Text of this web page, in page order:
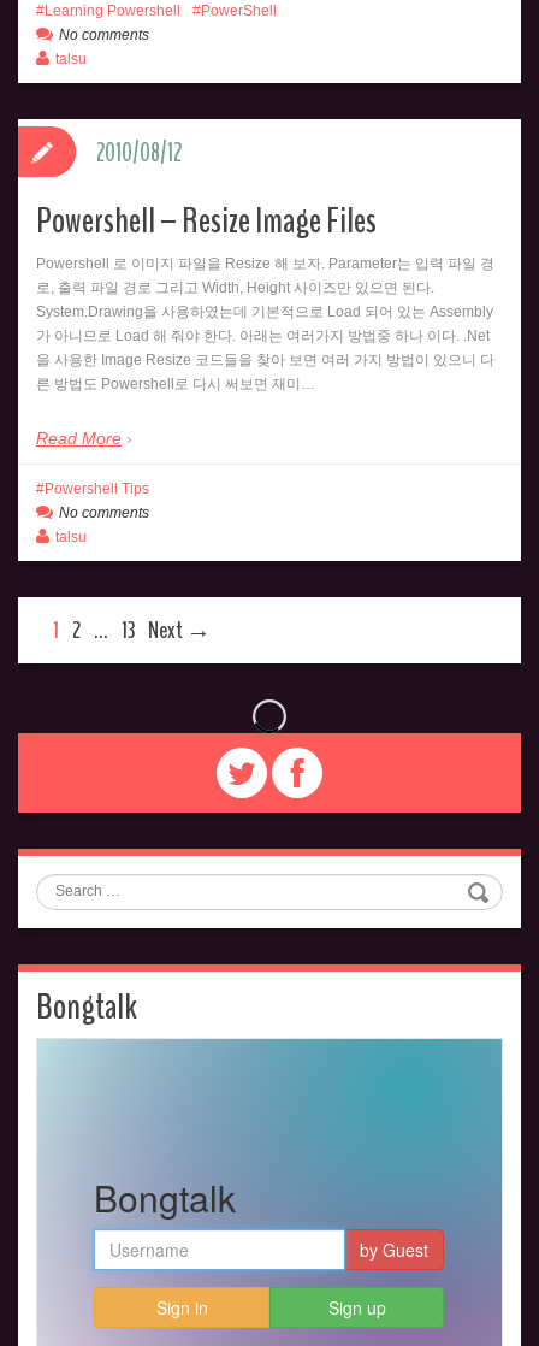
Learning Powershell
PowerShell
No comments
talsu
Powershell – Resize Image Files
Powershell 로 이미지 파일을 Resize 해 보자. Parameter는 입력 파일 경
로, 출력 파일 경로 그리고 Width, Height 사이즈만 있으면 된다.
System.Drawing을 사용하였는데 기본적으로 Load 되어 있는 Assembly
가 아니므로 Load 해 줘야 한다. 아래는 여러가지 방법중 하나 이다. .Net
을 사용한 Image Resize 코드들을 찾아 보면 여러 가지 방법이 있으니 다
른 방법도 Powershell로 다시 써보면 재미…
Read More
2010/08/12
Powershell Tips
No comments
talsu
1 2 … 13 Next →
Search
Bongtalk